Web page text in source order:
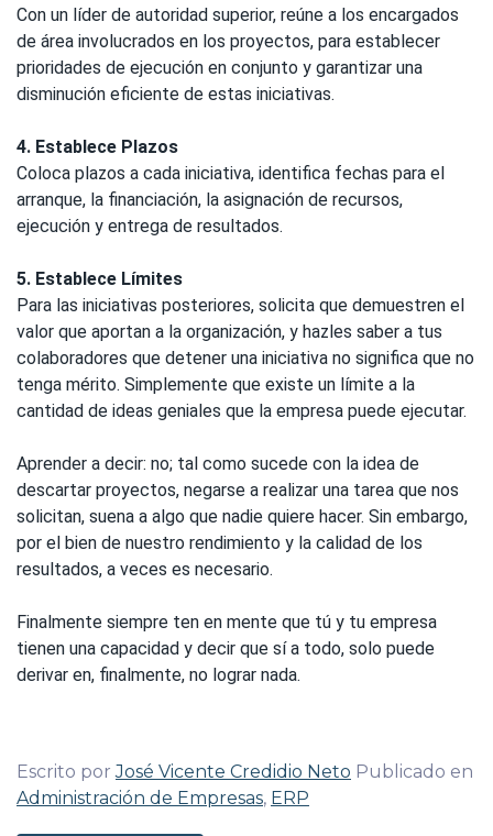
Con un líder de autoridad superior, reúne a los encargados
de área involucrados en los proyectos, para establecer
prioridades de ejecución en conjunto y garantizar una
disminución eficiente de estas iniciativas.
4. Establece Plazos
Coloca plazos a cada iniciativa, identifica fechas para el
arranque, la financiación, la asignación de recursos,
ejecución y entrega de resultados.
5. Establece Límites
Para las iniciativas posteriores, solicita que demuestren el
valor que aportan a la organización, y hazles saber a tus
colaboradores que detener una iniciativa no significa que no
tenga mérito. Simplemente que existe un límite a la
cantidad de ideas geniales que la empresa puede ejecutar.
Aprender a decir: no; tal como sucede con la idea de
descartar proyectos, negarse a realizar una tarea que nos
solicitan, suena a algo que nadie quiere hacer. Sin embargo,
por el bien de nuestro rendimiento y la calidad de los
resultados, a veces es necesario.
Finalmente siempre ten en mente que tú y tu empresa
tienen una capacidad y decir que sí a todo, solo puede
derivar en, finalmente, no lograr nada.
Escrito porJosé Vicente Credidio Neto Publicado en
Administración de Empresas, ERP